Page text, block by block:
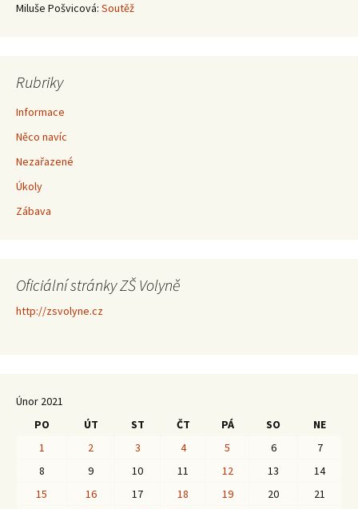
Miluše Pošvicová: Soutěž
Rubriky
Informace
Něco navíc
Nezařazené
Úkoly
Zábava
Oficiální stránky ZŠ Volyně
http://zsvolyne.cz
Únor 2021
PO
ÚT ST ČT PÁ SO
NE
1
2 3 4 5 6
7
8
9 10 11 12 13
14
15
16 17 18 19 20
21